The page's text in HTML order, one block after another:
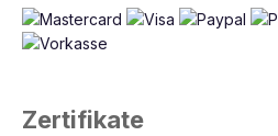
Zertifikate